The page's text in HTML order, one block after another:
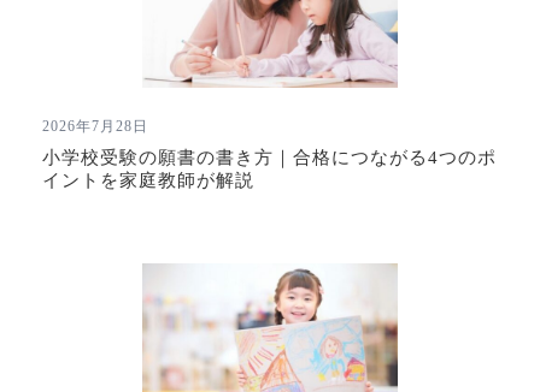
2026年7月28日
小学校受験の願書の書き方｜合格につながる4つのポ
イントを家庭教師が解説